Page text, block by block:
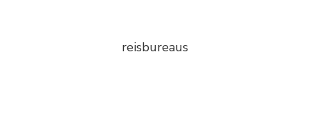
reisbureaus